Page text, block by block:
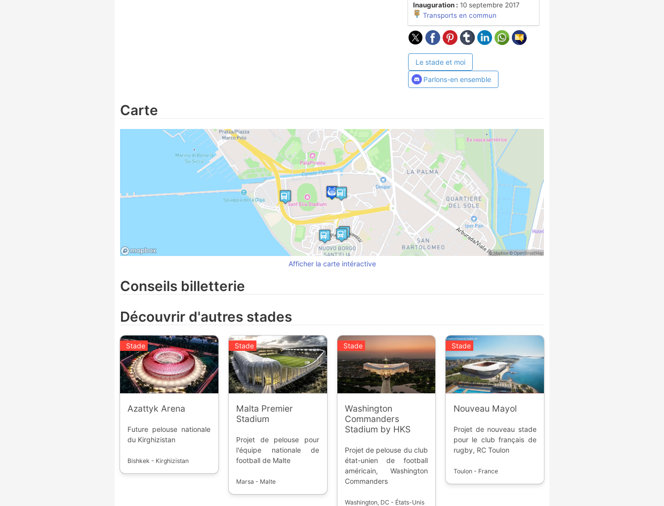
Inauguration : 10 septembre 2017
Transports en commun
Le stade et moi
Parlons-en ensemble
Carte
Afficher la carte intéractive
Conseils billetterie
Découvrir d'autres stades
Stade
Azattyk Arena
Future pelouse nationale
du Kirghizistan
Bishkek - Kirghizistan
Stade
Malta Premier
Stadium
Projet de pelouse pour
l'équipe nationale de
football de Malte
Marsa - Malte
Stade
Washington
Commanders
Stadium by HKS
Projet de pelouse du club
état-unien de football
américain, Washington
Commanders
Washington, DC - États-Unis
Stade
Nouveau Mayol
Projet de nouveau stade
pour le club français de
rugby, RC Toulon
Toulon - France